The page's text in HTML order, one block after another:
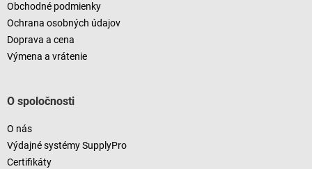
Obchodné podmienky
Ochrana osobných údajov
Doprava a cena
Výmena a vrátenie
O spoločnosti
O nás
Výdajné systémy SupplyPro
Certifikáty